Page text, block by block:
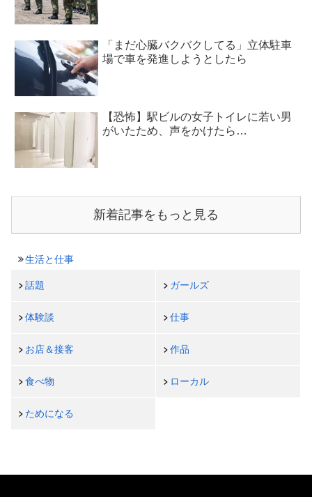
「まだ心臓バクバクしてる」立体駐車
場で車を発進しようとしたら
【恐怖】駅ビルの女子トイレに若い男
がいたため、声をかけたら…
新着記事をもっと見る
生活と仕事
話題 ガールズ
体験談 仕事
お店＆接客 作品
食べ物 ローカル
ためになる